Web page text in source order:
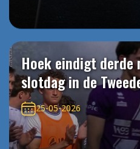
Hoek eindigt derde
slotdag in de
25-05-2026